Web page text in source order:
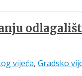
vijeća, Gradsko